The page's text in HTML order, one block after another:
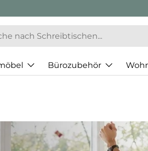
Bürozubehör